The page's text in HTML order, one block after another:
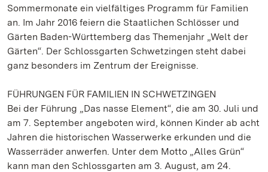
Sommermonate ein vielfältiges Programm für Familien
an. Im Jahr 2016 feiern die Staatlichen Schlösser und
Gärten Baden-Württemberg das Themenjahr „Welt der
Gärten“. Der Schlossgarten Schwetzingen steht dabei
ganz besonders im Zentrum der Ereignisse.
FÜHRUNGEN FÜR FAMILIEN IN SCHWETZINGEN
Bei der Führung „Das nasse Element“, die am 30. Juli und
am 7. September angeboten wird, können Kinder ab acht
Jahren die historischen Wasserwerke erkunden und die
Wasserräder anwerfen. Unter dem Motto „Alles Grün“
kann man den Schlossgarten am 3. August, am 24.